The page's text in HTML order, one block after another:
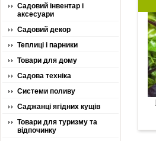
Садовий інвентар і
аксесуари
Садовий декор
Теплиці і парники
Товари для дому
Садова техніка
Системи поливу
Саджанці ягідних кущів
Товари для туризму та
відпочинку